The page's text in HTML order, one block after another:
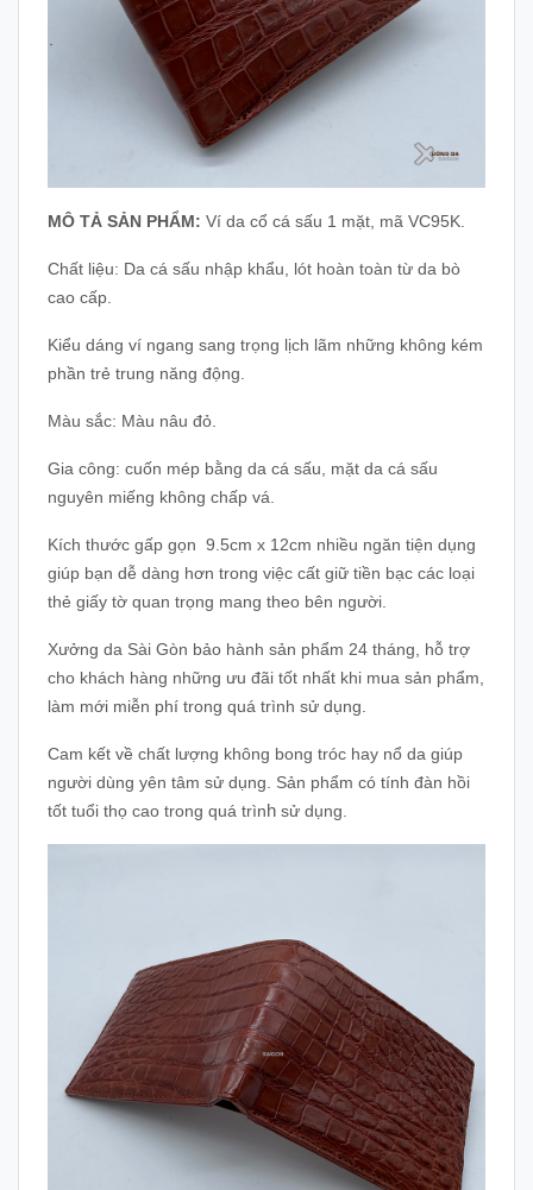
MÔ TẢ SẢN PHẨM: Ví da cổ cá sấu 1 mặt, mã VC95K.
Chất liệu: Da cá sấu nhập khẩu, lót hoàn toàn từ da bò
cao cấp.
Kiểu dáng ví ngang sang trọng lịch lãm những không kém
phần trẻ trung năng động.
Màu sắc: Màu nâu đỏ.
Gia công: cuốn mép bằng da cá sấu, mặt da cá sấu
nguyên miếng không chấp vá.
Kích thước gấp gọn 9.5cm x 12cm nhiều ngăn tiện dụng
giúp bạn dễ dàng hơn trong việc cất giữ tiền bạc các loại
thẻ giấy tờ quan trọng mang theo bên người.
Xưởng da Sài Gòn bảo hành sản phẩm 24 tháng, hỗ trợ
cho khách hàng những ưu đãi tốt nhất khi mua sản phẩm,
làm mới miễn phí trong quá trình sử dụng.
Cam kết về chất lượng không bong tróc hay nổ da giúp
người dùng yên tâm sử dụng. Sản phẩm có tính đàn hồi
tốt tuổi thọ cao trong quá trình sử dụng.